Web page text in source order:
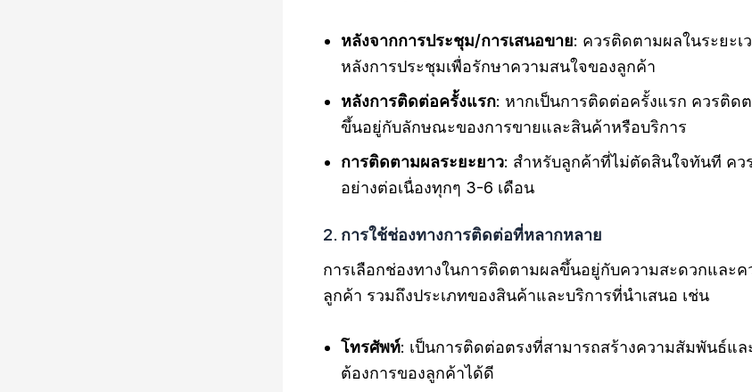
หลังจากการประชุม/การเสนอขาย: ควรติดตามผลในระยะเ
หลังการประชุมเพื่อรักษาความสนใจของลูกค้า
หลังการติดต่อครั้งแรก: หากเป็นการติดต่อครั้งแรก ควรติด
ขึ้นอยู่กับลักษณะของการขายและสินค้าหรือบริการ
การติดตามผลระยะยาว: สำหรับลูกค้าที่ไม่ตัดสินใจทันที คว
อย่างต่อเนื่องทุกๆ 3-6 เดือน
2. การใช้ช่องทางการติดต่อที่หลากหลาย
การเลือกช่องทางในการติดตามผลขึ้นอยู่กับความสะดวกและค
ลูกค้า รวมถึงประเภทของสินค้าและบริการที่นำเสนอ เช่น
โทรศัพท์: เป็นการติดต่อตรงที่สามารถสร้างความสัมพันธ์แล
ต้องการของลูกค้าได้ดี